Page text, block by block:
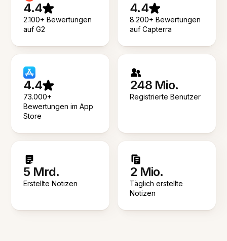
4.4
2.100+ Bewertungen
auf G2
4.4
8.200+ Bewertungen
auf Capterra
4.4
73.000+
Bewertungen im App
Store
248 Mio.
Registrierte Benutzer
5 Mrd.
Erstellte Notizen
2 Mio.
Täglich erstellte
Notizen